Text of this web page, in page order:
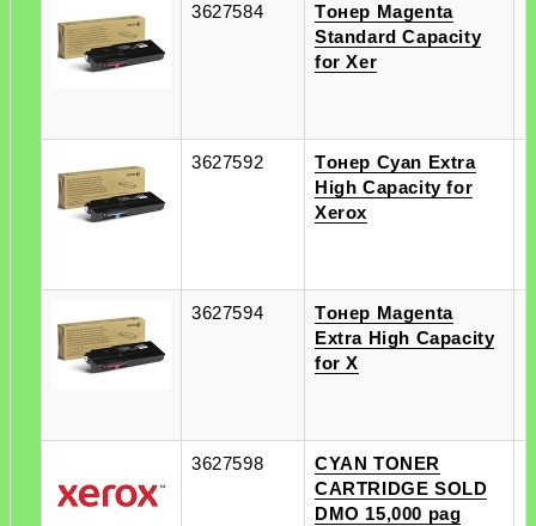
3627584
Tонер Magenta
Standard Capacity
for Xer
3627592
Tонер Cyan Extra
High Capacity for
Xerox
3627594
Tонер Magenta
Extra High Capacity
for X
3627598
CYAN TONER
CARTRIDGE SOLD
DMO 15,000 pag